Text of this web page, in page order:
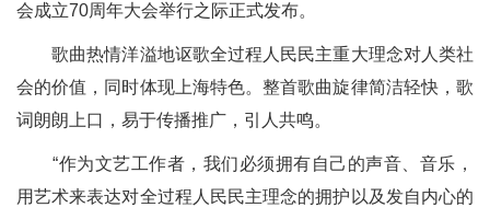
会成立70周年大会举行之际正式发布。
歌曲热情洋溢地讴歌全过程人民民主重大理念对人类社
会的价值，同时体现上海特色。整首歌曲旋律简洁轻快，歌
词朗朗上口，易于传播推广，引人共鸣。
“作为文艺工作者，我们必须拥有自己的声音、音乐，
用艺术来表达对全过程人民民主理念的拥护以及发自内心的